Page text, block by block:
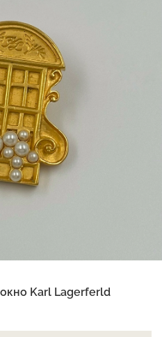
Karl Lagerferld